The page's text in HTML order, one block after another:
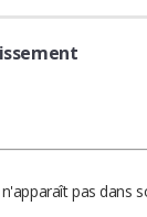
pas dans